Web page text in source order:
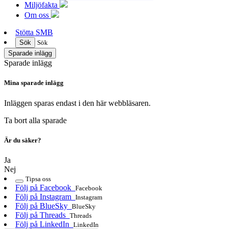
Miljöfakta
Om oss
Stötta SMB
Sök
Sök
Sparade inlägg
Sparade inlägg
Mina sparade inlägg
Inläggen sparas endast i den här webbläsaren.
Ta bort alla sparade
Är du säker?
Ja
Nej
Tipsa oss
Följ på Facebook Facebook
Följ på Instagram Instagram
Följ på BlueSky BlueSky
Följ på Threads Threads
Följ på LinkedIn LinkedIn